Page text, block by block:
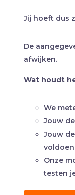
Jij hoeft dus
De
afwijken.
Wat houdt
We
Jouw
Jouw
Onze
testen